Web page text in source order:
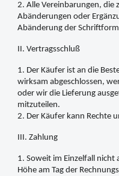
2. Alle Vereinbarungen, die
Abänderungen oder
Abänderung der
II. Vertragsschluß
1. Der Käufer ist an die
wirksam abgeschlossen,
oder wir die Lieferung
mitzuteilen.
2. Der Käufer kann Rechte
III. Zahlung
1. Soweit im Einzelfall
Höhe am Tag der